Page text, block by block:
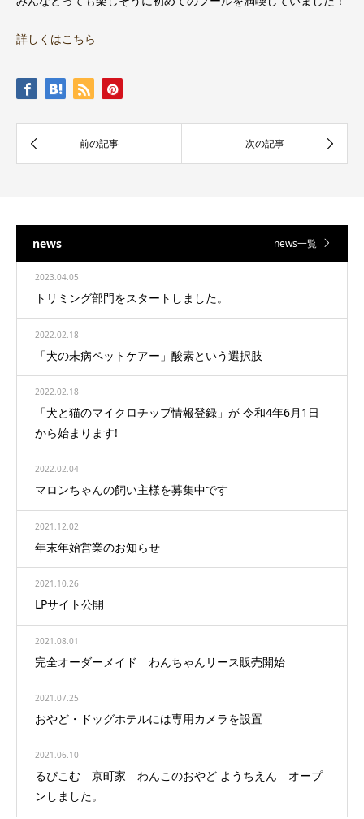
詳しくはこちら
news news一覧
2023.04.05
トリミング部門をスタートしました。
2022.02.18
「犬の未病ペットケアー」酸素という選択肢
2022.02.18
「犬と猫のマイクロチップ情報登録」が 令和4年6月1日
から始まります!
2022.02.04
マロンちゃんの飼い主様を募集中です
2021.12.02
年末年始営業のお知らせ
2021.10.26
LPサイト公開
2021.08.01
完全オーダーメイド わんちゃんリース販売開始
2021.07.25
おやど・ドッグホテルには専用カメラを設置
2021.06.10
るぴこむ 京町家 わんこのおやど ようちえん オープ
ンしました。